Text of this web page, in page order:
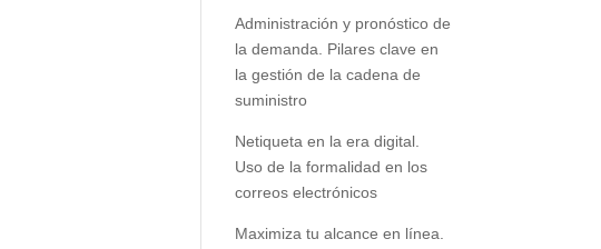
Administración y pronóstico de
la demanda. Pilares clave en
la gestión de la cadena de
suministro
Netiqueta en la era digital.
Uso de la formalidad en los
correos electrónicos
Maximiza tu alcance en línea.